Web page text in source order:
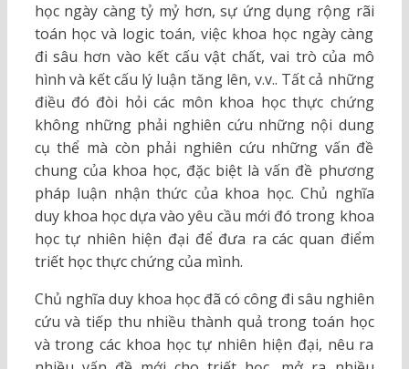
học ngày càng tỷ mỷ hơn, sự ứng dụng rộng rãi
toán học và logic toán, việc khoa học ngày càng
đi sâu hơn vào kết cấu vật chất, vai trò của mô
hình và kết cấu lý luận tăng lên, v.v.. Tất cả những
điều đó đòi hỏi các môn khoa học thực chứng
không những phải nghiên cứu những nội dung
cụ thể mà còn phải nghiên cứu những vấn đề
chung của khoa học, đặc biệt là vấn đề phương
pháp luận nhận thức của khoa học. Chủ nghĩa
duy khoa học dựa vào yêu cầu mới đó trong khoa
học tự nhiên hiện đại để đưa ra các quan điểm
triết học thực chứng của mình.
Chủ nghĩa duy khoa học đã có công đi sâu nghiên
cứu và tiếp thu nhiều thành quả trong toán học
và trong các khoa học tự nhiên hiện đại, nêu ra